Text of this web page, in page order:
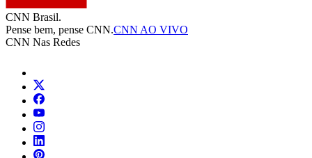
CNN Brasil.
Pense bem, pense CNN.CNN AO VIVO
CNN Nas Redes